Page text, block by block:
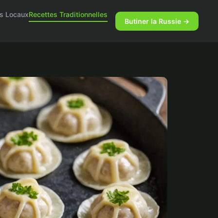
LocauxRecettes Traditionnelles
Butiner la Russie →